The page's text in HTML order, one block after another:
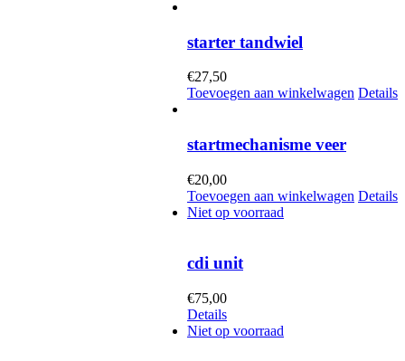
starter tandwiel
€27,50
Toevoegen aan winkelwagen Details
startmechanisme veer
€20,00
Toevoegen aan winkelwagen Details
Niet op voorraad
cdi unit
€75,00
Details
Niet op voorraad